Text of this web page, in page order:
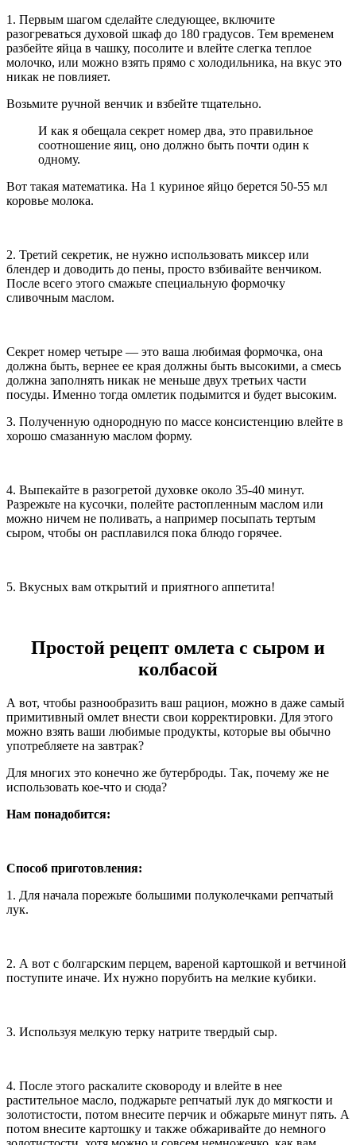
1. Первым шагом сделайте следующее, включите
разогреваться духовой шкаф до 180 градусов. Тем временем
разбейте яйца в чашку, посолите и влейте слегка теплое
молочко, или можно взять прямо с холодильника, на вкус это
никак не повлияет.
Возьмите ручной венчик и взбейте тщательно.
И как я обещала секрет номер два, это правильное
соотношение яиц, оно должно быть почти один к
одному.
Вот такая математика. На 1 куриное яйцо берется 50-55 мл
коровье молока.
2. Третий секретик, не нужно использовать миксер или
блендер и доводить до пены, просто взбивайте венчиком.
После всего этого смажьте специальную формочку
сливочным маслом.
Секрет номер четыре — это ваша любимая формочка, она
должна быть, вернее ее края должны быть высокими, а смесь
должна заполнять никак не меньше двух третьих части
посуды. Именно тогда омлетик подымится и будет высоким.
3. Полученную однородную по массе консистенцию влейте в
хорошо смазанную маслом форму.
4. Выпекайте в разогретой духовке около 35-40 минут.
Разрежьте на кусочки, полейте растопленным маслом или
можно ничем не поливать, а например посыпать тертым
сыром, чтобы он расплавился пока блюдо горячее.
5. Вкусных вам открытий и приятного аппетита!
Простой рецепт омлета с сыром и
колбасой
А вот, чтобы разнообразить ваш рацион, можно в даже самый
примитивный омлет внести свои корректировки. Для этого
можно взять ваши любимые продукты, которые вы обычно
употребляете на завтрак?
Для многих это конечно же бутерброды. Так, почему же не
использовать кое-что и сюда?
Нам понадобится:
Способ приготовления:
1. Для начала порежьте большими полуколечками репчатый
лук.
2. А вот с болгарским перцем, вареной картошкой и ветчиной
поступите иначе. Их нужно порубить на мелкие кубики.
3. Используя мелкую терку натрите твердый сыр.
4. После этого раскалите сковороду и влейте в нее
растительное масло, поджарьте репчатый лук до мягкости и
золотистости, потом внесите перчик и обжарьте минут пять. А
потом внесите картошку и также обжаривайте до немного